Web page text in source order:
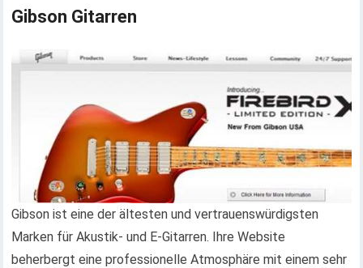
Gibson Gitarren
Gibson ist eine der ältesten und vertrauenswürdigsten
Marken für Akustik- und E-Gitarren. Ihre Website
beherbergt eine professionelle Atmosphäre mit einem sehr